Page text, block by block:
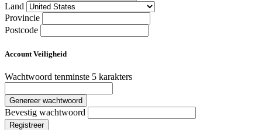
Land
Provincie
Postcode
Account Veiligheid
Wachtwoord tenminste 5 karakters
Genereer wachtwoord
Bevestig wachtwoord
Registreer